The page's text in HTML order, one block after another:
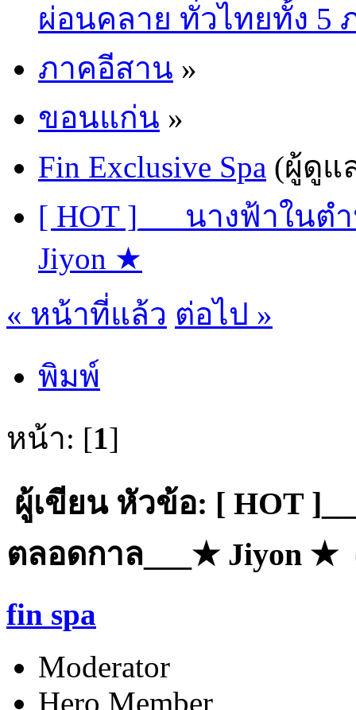
ผ่อนคลาย ทั่วไทยทั้ง 5
ภาคอีสาน »
ขอนแก่น »
Fin Exclusive Spa (ผู้ดูแ
[ HOT ]___นางฟ้าในต
Jiyon ★
« หน้าที่แล้ว ต่อไป »
พิมพ์
หน้า: [1]
ผู้เขียนหัวข้อ: [ HOT
ตลอดกาล___★ Jiyon ★
fin spa
Moderator
Hero Member